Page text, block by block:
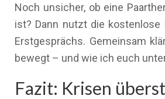
Noch unsicher, ob eine
ist? Dann nutzt die kostenlose
Erstgesprächs. Gemeinsam
bewegt – und wie ich euch
Fazit: Krisen